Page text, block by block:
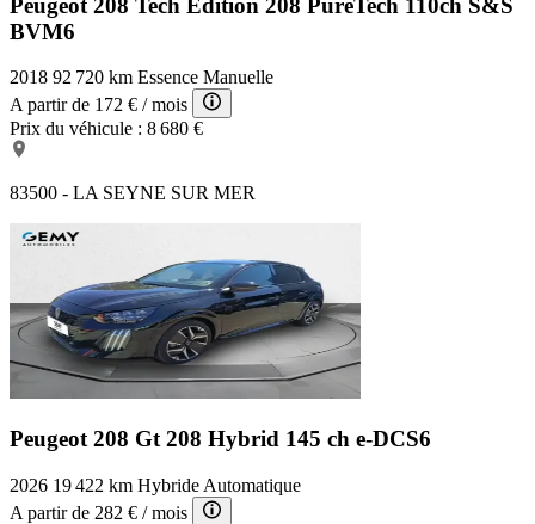
BVM6
2018 92 720 km Essence Manuelle
A partir de 172 € / mois
Prix du véhicule : 8 680 €
83500 - LA SEYNE SUR MER
Peugeot 208 Gt 208 Hybrid 145 ch e-DCS6
2026 19 422 km Hybride Automatique
A partir de 282 € / mois